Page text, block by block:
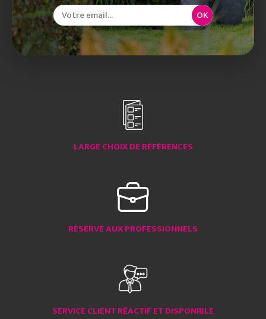
OK
LARGE CHOIX DE RÉFÉRENCES
RÉSERVÉ AUX PROFESSIONNELS
SERVICE CLIENT RÉACTIF ET DISPONIBLE